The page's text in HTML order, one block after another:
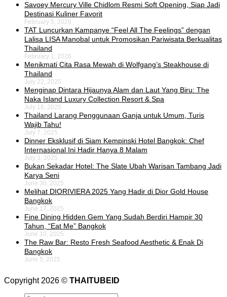
Savoey Mercury Ville Chidlom Resmi Soft Opening, Siap Jadi
Destinasi Kuliner Favorit
February 5, 2026
TAT Luncurkan Kampanye “Feel All The Feelings” dengan
Lalisa LISA Manobal untuk Promosikan Pariwisata Berkualitas
Thailand
February 1, 2026
Menikmati Cita Rasa Mewah di Wolfgang’s Steakhouse di
Thailand
July 22, 2025
Menginap Dintara Hijaunya Alam dan Laut Yang Biru: The
Naka Island Luxury Collection Resort & Spa
July 16, 2025
Thailand Larang Penggunaan Ganja untuk Umum, Turis
Wajib Tahu!
July 7, 2025
Dinner Eksklusif di Siam Kempinski Hotel Bangkok: Chef
Internasional Ini Hadir Hanya 8 Malam
July 3, 2025
Bukan Sekadar Hotel: The Slate Ubah Warisan Tambang Jadi
Karya Seni
June 30, 2025
Melihat DIORIVIERA 2025 Yang Hadir di Dior Gold House
Bangkok
June 17, 2025
Fine Dining Hidden Gem Yang Sudah Berdiri Hampir 30
Tahun, “Eat Me” Bangkok
June 10, 2025
The Raw Bar: Resto Fresh Seafood Aesthetic & Enak Di
Bangkok
June 5, 2025
Copyright 2026 © THAITUBEID